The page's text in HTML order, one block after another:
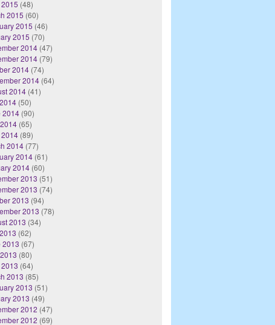
(48)
2015 (60)
2015 (46)
2015 (70)
2014(47)
2014(79)
2014(74)
2014(64)
2014(41)
(50)
2014(90)
(65)
(89)
2014(77)
2014(61)
2014(60)
2013 (51)
2013 (74)
2013 (94)
2013 (78)
2013 (34)
(62)
2013 (67)
(80)
(64)
2013 (85)
2013 (51)
2013 (49)
2012 (47)
2012 (69)